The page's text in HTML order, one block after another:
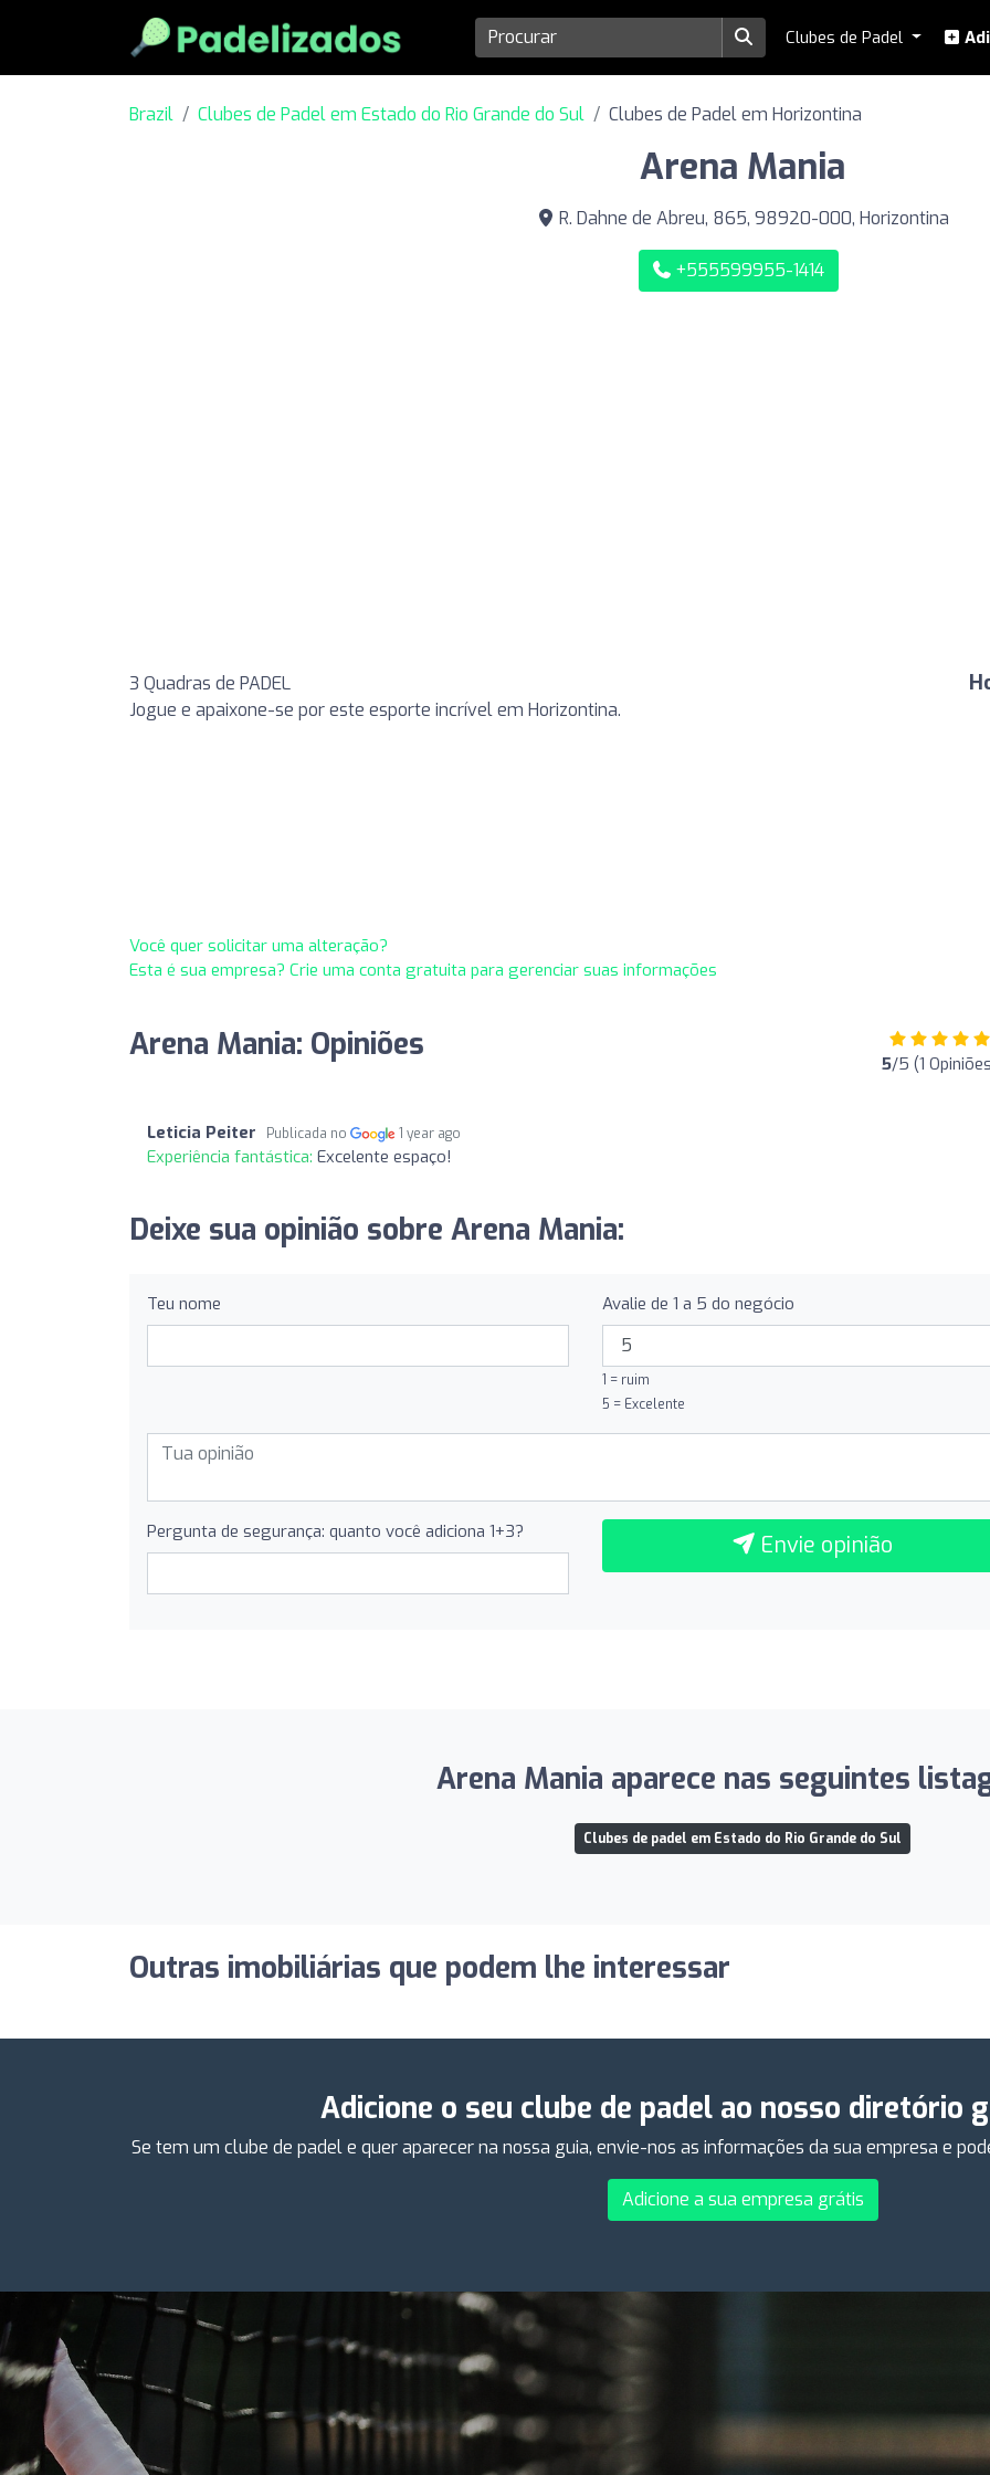
Clubes de Padel
Brazil Clubes de Padel em Estado do Rio Grande do Sul Clubes de Padel em Horizontina
Arena Mania
R. Dahne de Abreu, 865, 98920-000, Horizontina
+555599955-1414
3 Quadras de PADEL
Jogue e apaixone-se por este esporte incrível em Horizontina.
Você quer solicitar uma alteração?
Esta é sua empresa? Crie uma conta gratuita para gerenciar suas informações
Arena Mania: Opiniões 5/5 (1
Leticia Peiter Publicada no 1 year ago
Experiência fantástica: Excelente espaço!
Deixe sua opinião sobre Arena Mania:
Teu nome Avalie de 1 a 5 do negócio
1 = ruim
5 = Excelente
Pergunta de segurança: quanto você adiciona 1+3? Envie opinião
Arena Mania aparece nas seguintes
Clubes de padel em Estado do Rio Grande do Sul
Outras imobiliárias que podem lhe interessar
Adicione o seu clube de padel ao nosso diretório
Se tem um clube de padel e quer aparecer na nossa guia, envie-nos as informações da sua empresa e
Adicione a sua empresa grátis